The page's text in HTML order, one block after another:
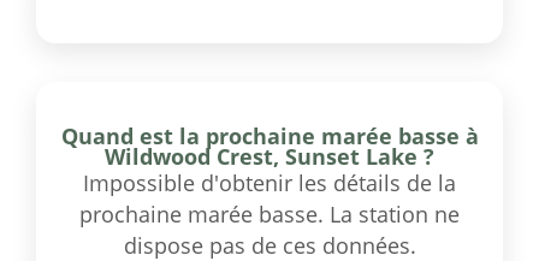
Quand est la prochaine marée basse à
Wildwood Crest, Sunset Lake ?
Impossible d'obtenir les détails de la
prochaine marée basse. La station ne
dispose pas de ces données.